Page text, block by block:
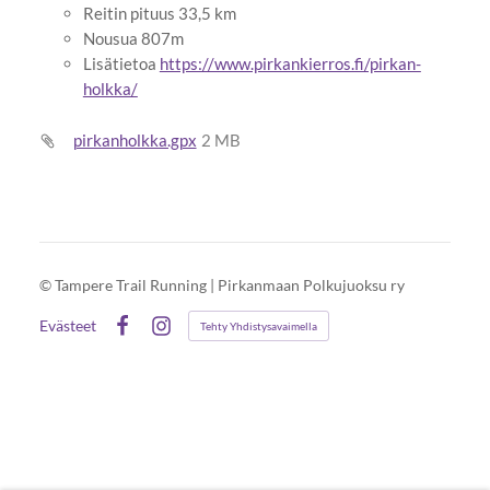
Reitin pituus 33,5 km
Nousua 807m
Lisätietoa https://www.pirkankierros.fi/pirkan-
holkka/
pirkanholkka.gpx 2 MB
©Tampere Trail Running | Pirkanmaan Polkujuoksu ry
Evästeet
Instagram
Tehty Yhdistysavaimella